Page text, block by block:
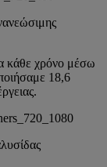
κάθε χρόνο μέσω
18,6